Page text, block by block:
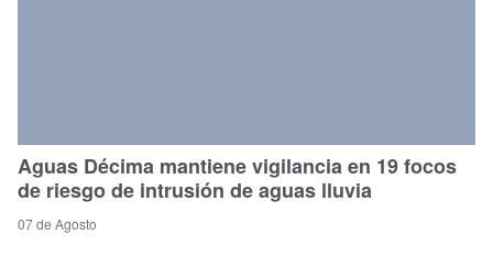
Aguas Décima mantiene vigilancia en 19 focos
de riesgo de intrusión de aguas lluvia
07 de Agosto